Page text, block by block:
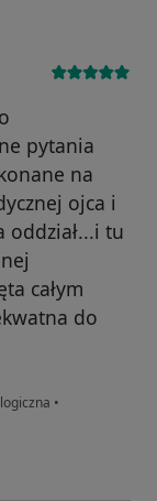
pytania
na
ojca i
oddział...i tu
całym
do
•